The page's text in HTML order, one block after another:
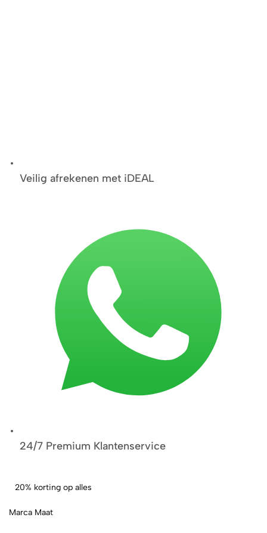
Veilig afrekenen met iDEAL
24/7 Premium Klantenservice
20% korting op alles
Marca Maat